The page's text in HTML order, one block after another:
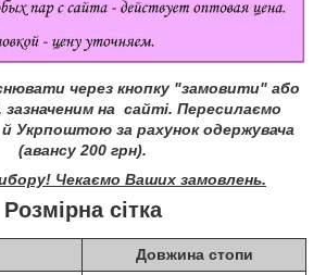
через кнопку "замовити" або
на сайті. Пересилаємо
за рахунок одержувача
(авансу 200 грн).
Чекаємо Ваших замовлень.
Розмірна сітка
Довжина стопи